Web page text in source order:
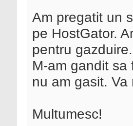
Am pregatit un
pe HostGator.
pentru gazduire.
M-am gandit sa
nu am gasit.
Multumesc!